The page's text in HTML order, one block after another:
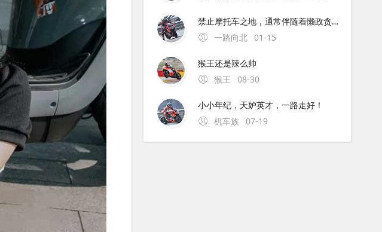
禁止摩托车之地，通常伴随着懒政贪官。为解禁摩的地方点赞！
一路向北 01-15
猴王还是辣么帅
猴王
08-30
小小年纪，天妒英才，一路走好！
机车族
07-19